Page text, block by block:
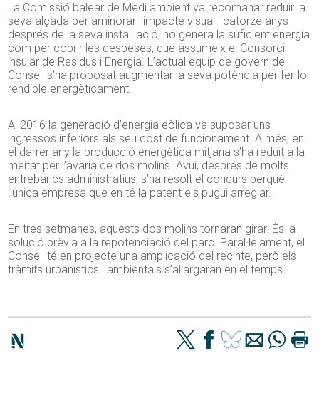
La Comissió balear de Medi ambient va recomanar reduïr la
seva alçada per aminorar l’impacte visual i catorze anys
després de la seva instal·lació, no genera la suficient energia
com per cobrir les despeses, que assumeix el Consorci
insular de Residus i Energia. L’actual equip de govern del
Consell s’ha proposat augmentar la seva potència per fer-lo
rendible energèticament.
Al 2016 la generació d’energia eòlica va suposar uns
ingressos inferiors als seu cost de funcionament. A més, en
el darrer any la producció energètica mitjana s’ha reduït a la
meitat per l’avaria de dos molins. Avui, després de molts
entrebancs administratius, s’ha resolt el concurs perquè
l’única empresa que en té la patent els pugui arreglar.
En tres setmanes, aquests dos molins tornaran girar. És la
solució prèvia a la repotenciació del parc. Paral·lelament, el
Consell té en projecte una amplicació del recinte, però els
tràmits urbanístics i ambientals s’allargaran en el temps